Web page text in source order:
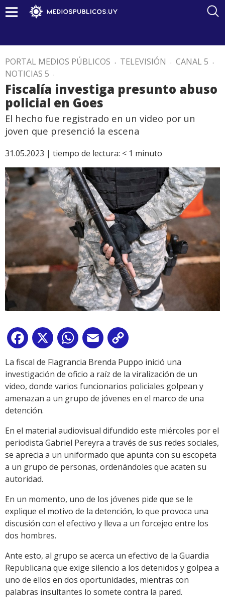
PORTAL MEDIOS PÚBLICOS . TELEVISIÓN . CANAL 5 .
NOTICIAS 5 .
Fiscalía investiga presunto abuso
policial en Goes
El hecho fue registrado en un video por un
joven que presenció la escena
31.05.2023 | tiempo de lectura: < 1 minuto
Facebook
X WhatsApp
Email
Link
La fiscal de Flagrancia Brenda Puppo inició una
investigación de oficio a raíz de la viralización de un
video, donde varios funcionarios policiales golpean y
amenazan a un grupo de jóvenes en el marco de una
detención.
En el material audiovisual difundido este miércoles por el
periodista Gabriel Pereyra a través de sus redes sociales,
se aprecia a un uniformado que apunta con su escopeta
a un grupo de personas, ordenándoles que acaten su
autoridad.
En un momento, uno de los jóvenes pide que se le
explique el motivo de la detención, lo que provoca una
discusión con el efectivo y lleva a un forcejeo entre los
dos hombres.
Ante esto, al grupo se acerca un efectivo de la Guardia
Republicana que exige silencio a los detenidos y golpea a
uno de ellos en dos oportunidades, mientras con
palabras insultantes lo somete contra la pared.